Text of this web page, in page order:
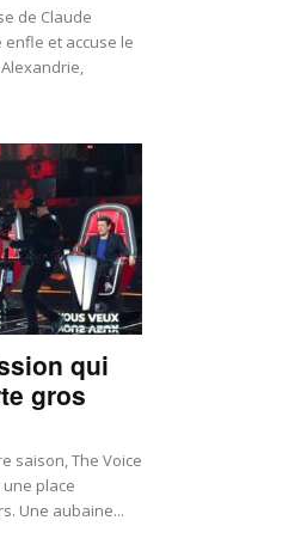
de Claude
et accuse le
qui
gros
saison, The Voice
place
Une aubaine...